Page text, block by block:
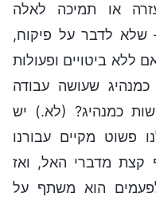
או תמיכה לאלה
שלא לדבר על פיקוח,
ללא ביטויים ופעולות
שעושה עבודה
כמנהיג? (לא.) יש
פשוט מקיים עבורנו
קצת מדברי האל, ואז
הוא משתף על